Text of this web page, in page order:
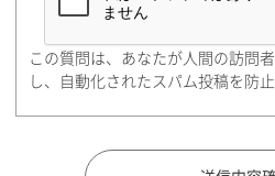
都道府県（勤務先）
この質問は、あなたが人間の訪問
し、自動化されたスパム投稿を防